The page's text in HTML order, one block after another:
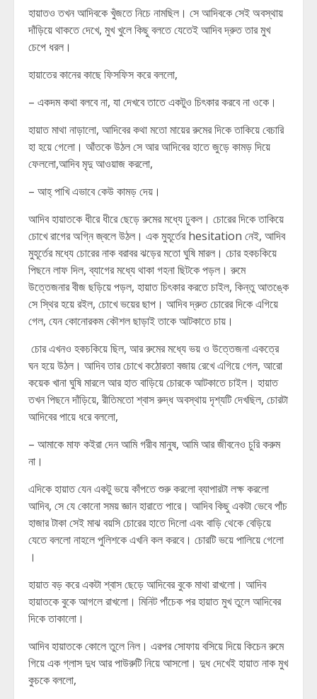
হায়াতও তখন আদিবকে খুঁজতে নিচে নামছিল। সে আদিবকে সেই অবস্থায়
দাঁড়িয়ে থাকতে দেখে, মুখ খুলে কিছু বলতে যেতেই আদিব দ্রুত তার মুখ
চেপে ধরল।
হায়াতের কানের কাছে ফিসফিস করে বললো,
– একদম কথা বলবে না, যা দেখবে তাতে একটুও চিৎকার করবে না ওকে।
হায়াত মাথা নাড়ালো, আদিবের কথা মতো মায়ের রুমের দিকে তাকিয়ে বেচারি
হা হয়ে গেলো। আঁতকে উঠল সে আর আদিবের হাতে জুড়ে কামড় দিয়ে
ফেললো,আদিব মৃদু আওয়াজ করলো,
– আহ্ পাখি এভাবে কেউ কামড় দেয়।
আদিব হায়াতকে ধীরে ধীরে ছেড়ে রুমের মধ্যে ঢুকল। চোরের দিকে তাকিয়ে
চোখে রাগের অগ্নি জ্বলে উঠল। এক মুহূর্তের hesitation নেই, আদিব
মুহূর্তের মধ্যে চোরের নাক বরাবর ঝড়ের মতো ঘুষি মারল। চোর হকচকিয়ে
পিছনে লাফ দিল, ব্যাগের মধ্যে থাকা গহনা ছিটকে পড়ল। রুমে
উত্তেজনার বীজ ছড়িয়ে পড়ল, হায়াত চিৎকার করতে চাইল, কিন্তু আতঙ্কে
সে স্থির হয়ে রইল, চোখে ভয়ের ছাপ। আদিব দ্রুত চোরের দিকে এগিয়ে
গেল, যেন কোনোরকম কৌশল ছাড়াই তাকে আটকাতে চায়।
চোর এখনও হকচকিয়ে ছিল, আর রুমের মধ্যে ভয় ও উত্তেজনা একত্রে
ঘন হয়ে উঠল। আদিব তার চোখে কঠোরতা বজায় রেখে এগিয়ে গেল, আরো
কয়েক খানা ঘুষি মারলে আর হাত বাড়িয়ে চোরকে আটকাতে চাইল। হায়াত
তখন পিছনে দাঁড়িয়ে, রীতিমতো শ্বাস রুদ্ধ অবস্থায় দৃশ্যটি দেখছিল, চোরটা
আদিবের পায়ে ধরে বললো,
– আমাকে মাফ কইরা দেন আমি গরীব মানুষ, আমি আর জীবনেও চুরি করুম
না।
এদিকে হায়াত যেন একটু ভয়ে কাঁপতে শুরু করলো ব্যাপারটা লক্ষ করলো
আদিব, সে যে কোনো সময় জ্ঞান হারাতে পারে। আদিব কিছু একটা ভেবে পাঁচ
হাজার টাকা সেই মাঝ বয়সি চোরের হাতে দিলো এবং বাড়ি থেকে বেড়িয়ে
যেতে বললো নাহলে পুলিশকে এখনি কল করবে। চোরটি ভয়ে পালিয়ে গেলো
।
হায়াত বড় করে একটা শ্বাস ছেড়ে আদিবের বুকে মাথা রাখলো। আদিব
হায়াতকে বুকে আগলে রাখলো। মিনিট পাঁচেক পর হায়াত মুখ তুলে আদিবের
দিকে তাকালো।
আদিব হায়াতকে কোলে তুলে নিল। এরপর সোফায় বসিয়ে দিয়ে কিচেন রুমে
গিয়ে এক গ্লাস দুধ আর পাউরুটি নিয়ে আসলো। দুধ দেখেই হায়াত নাক মুখ
কুচকে বললো,